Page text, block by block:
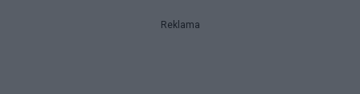
Reklama